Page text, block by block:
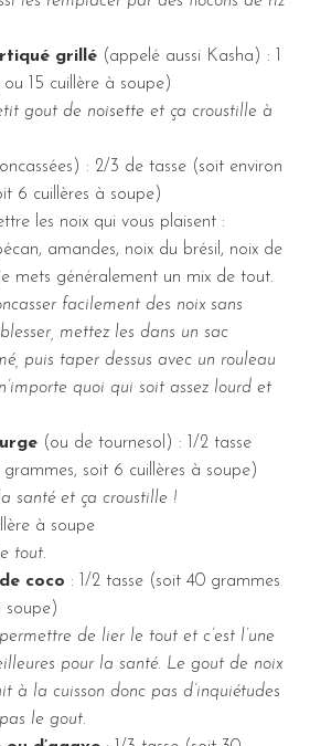
grillé (appelé aussi Kasha) : 1
15 cuillère à soupe)
gout de noisette et ça croustille à
: 2/3 de tasse (soit environ
6 cuillères à soupe)
les noix qui vous plaisent :
amandes, noix du brésil, noix de
mets généralement un mix de tout.
facilement des noix sans
mettez les dans un sac
puis taper dessus avec un rouleau
quoi qui soit assez lourd et
(ou de tournesol) : 1/2 tasse
soit 6 cuillères à soupe)
santé et ça croustille !
à soupe
tout.
coco : 1/2 tasse (soit 40 grammes
soupe)
de lier le tout et c’est l’une
pour la santé. Le gout de noix
à la cuisson donc pas d’inquiétudes
le gout.